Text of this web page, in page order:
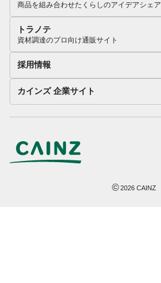
商品を組み合わせたくらしのアイデアシェア
トラノテ
資材調達のプロ向け通販サイト
採用情報
カインズ 企業サイト
©2026 CAINZ